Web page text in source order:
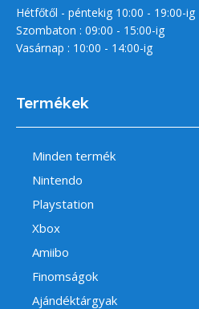
Hétfőtől - péntekig 10:00 - 19:00-ig
Szombaton : 09:00 - 15:00-ig
Vasárnap : 10:00 - 14:00-ig
Termékek
Minden termék
Nintendo
Playstation
Xbox
Amiibo
Finomságok
Ajándéktárgyak